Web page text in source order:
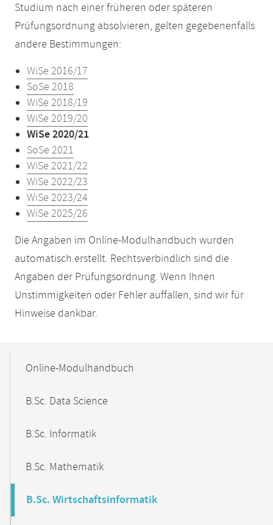
Studium nach einer früheren oder späteren
Prüfungsordnung absolvieren, gelten gegebenenfalls
andere Bestimmungen:
WiSe 2016/17
SoSe 2018
WiSe 2018/19
WiSe 2019/20
WiSe 2020/21
SoSe 2021
WiSe 2021/22
WiSe 2022/23
WiSe 2023/24
WiSe 2025/26
Die Angaben im Online-Modulhandbuch wurden
automatisch erstellt. Rechtsverbindlich sind die
Angaben der Prüfungsordnung. Wenn Ihnen
Unstimmigkeiten oder Fehler auffallen, sind wir für
Hinweise dankbar.
NavigationOnline-Modulhandbuch
B.Sc. Data Science
B.Sc. Informatik
B.Sc. Mathematik
B.Sc. Wirtschaftsinformatik